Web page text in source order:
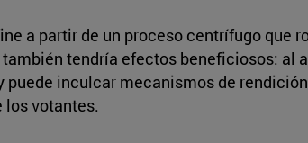
a partir de un proceso centrífugo que
tendría efectos beneficiosos: al
inculcar mecanismos de
los votantes.